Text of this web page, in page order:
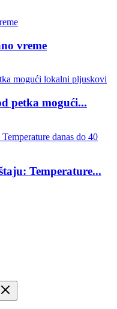
vreme
petka mogući...
Temperature...